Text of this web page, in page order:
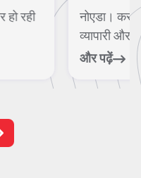
में मामूली विवाद में बुजुर्ग